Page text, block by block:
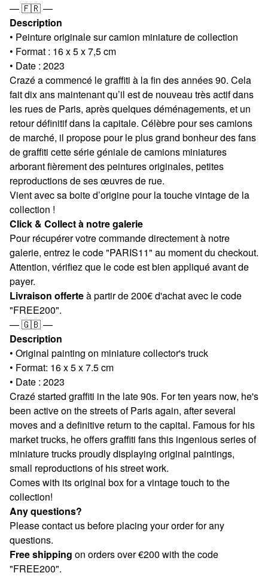
— 🇫🇷 —
Description
• Peinture originale sur camion miniature de collection
• Format : 16 x 5 x 7,5 cm
• Date : 2023
Crazé a commencé le graffiti à la fin des années 90. Cela
fait dix ans maintenant qu’il est de nouveau très actif dans
les rues de Paris, après quelques déménagements, et un
retour définitif dans la capitale. Célèbre pour ses camions
de marché, il propose pour le plus grand bonheur des fans
de graffiti cette série géniale de camions miniatures
arborant fièrement des peintures originales, petites
reproductions de ses œuvres de rue.
Vient avec sa boite d’origine pour la touche vintage de la
collection !
Click & Collect à notre galerie
Pour récupérer votre commande directement à notre
galerie, entrez le code "PARIS11" au moment du checkout.
Attention, vérifiez que le code est bien appliqué avant de
payer.
Livraison offerteà partir de 200€ d'achat avec le code
"FREE200".
— 🇬🇧 —
Description
• Original painting on miniature collector's truck
• Format: 16 x 5 x 7.5 cm
• Date : 2023
Crazé started graffiti in the late 90s. For ten years now, he's
been active on the streets of Paris again, after several
moves and a definitive return to the capital. Famous for his
market trucks, he offers graffiti fans this ingenious series of
miniature trucks proudly displaying original paintings,
small reproductions of his street work.
Comes with its original box for a vintage touch to the
collection!
Any questions?
Please contact us before placing your order for any
questions.
Free shipping on orders over €200 with the code
"FREE200".